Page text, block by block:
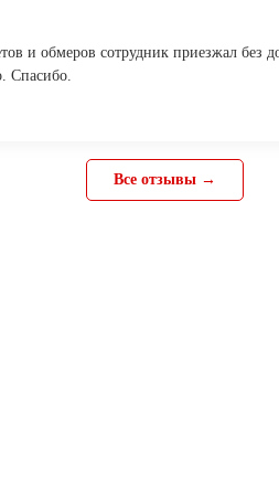
и обмеров сотрудник приезжал без
Спасибо.
Все отзывы →